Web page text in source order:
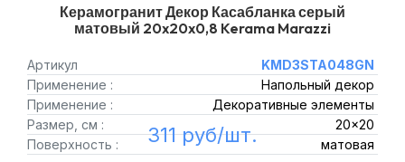
Керамогранит Декор Касабланка серый
матовый 20x20x0,8 Kerama Marazzi
Артикул
KMD3STA048GN
Применение :
Напольный декор
Применение :
Декоративные элементы
Размер, см :
20x20
Поверхность :
матовая
311 руб/шт.